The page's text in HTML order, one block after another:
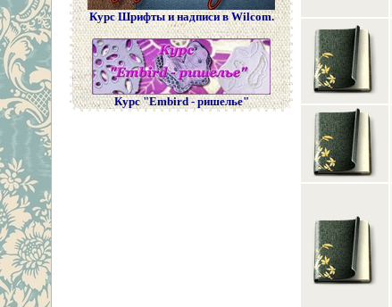
Курс Шрифты и надписи в Wilcom.
Курс "Embird - ришелье"